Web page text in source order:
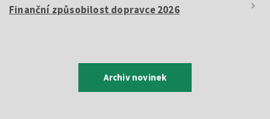
Finanční způsobilost dopravce 2026
Archiv novinek